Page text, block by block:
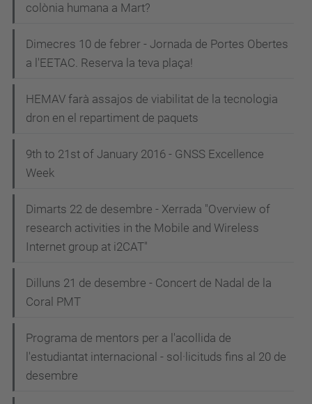
colònia humana a Mart?
Dimecres 10 de febrer - Jornada de Portes Obertes
a l'EETAC. Reserva la teva plaça!
HEMAV farà assajos de viabilitat de la tecnologia
dron en el repartiment de paquets
9th to 21st of January 2016 - GNSS Excellence
Week
Dimarts 22 de desembre - Xerrada "Overview of
research activities in the Mobile and Wireless
Internet group at i2CAT"
Dilluns 21 de desembre - Concert de Nadal de la
Coral PMT
Programa de mentors per a l'acollida de
l'estudiantat internacional - sol·licituds fins al 20 de
desembre